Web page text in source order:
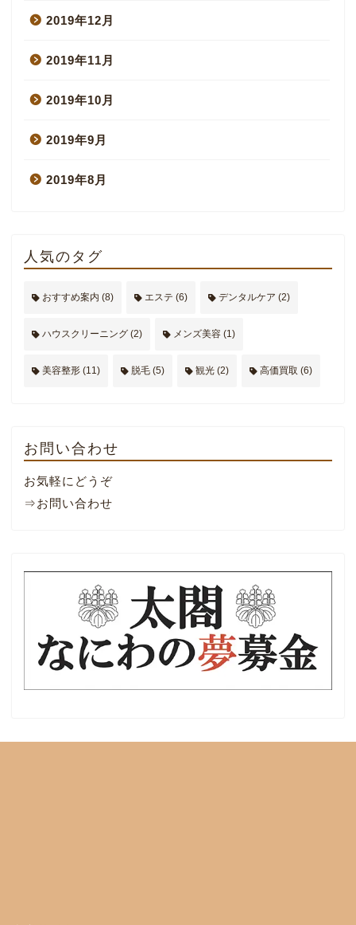
2019年12月
2019年11月
2019年10月
2019年9月
2019年8月
人気のタグ
おすすめ案内 (8) エステ (6) デンタルケア (2)
ハウスクリーニング (2) メンズ美容 (1)
美容整形 (11) 脱毛 (5) 観光 (2) 高価買取 (6)
お問い合わせ
お気軽にどうぞ
⇒お問い合わせ